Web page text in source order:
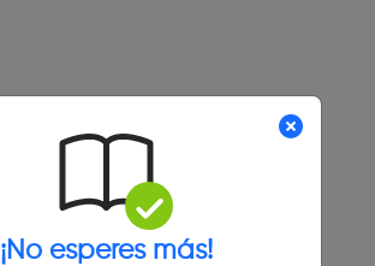
¡No esperes más!